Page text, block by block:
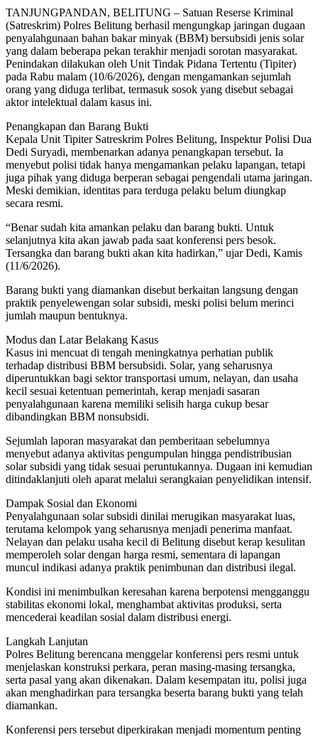
TANJUNGPANDAN, BELITUNG – Satuan Reserse Kriminal
(Satreskrim) Polres Belitung berhasil mengungkap jaringan dugaan
penyalahgunaan bahan bakar minyak (BBM) bersubsidi jenis solar
yang dalam beberapa pekan terakhir menjadi sorotan masyarakat.
Penindakan dilakukan oleh Unit Tindak Pidana Tertentu (Tipiter)
pada Rabu malam (10/6/2026), dengan mengamankan sejumlah
orang yang diduga terlibat, termasuk sosok yang disebut sebagai
aktor intelektual dalam kasus ini.
Penangkapan dan Barang Bukti
Kepala Unit Tipiter Satreskrim Polres Belitung, Inspektur Polisi Dua
Dedi Suryadi, membenarkan adanya penangkapan tersebut. Ia
menyebut polisi tidak hanya mengamankan pelaku lapangan, tetapi
juga pihak yang diduga berperan sebagai pengendali utama jaringan.
Meski demikian, identitas para terduga pelaku belum diungkap
secara resmi.
“Benar sudah kita amankan pelaku dan barang bukti. Untuk
selanjutnya kita akan jawab pada saat konferensi pers besok.
Tersangka dan barang bukti akan kita hadirkan,” ujar Dedi, Kamis
(11/6/2026).
Barang bukti yang diamankan disebut berkaitan langsung dengan
praktik penyelewengan solar subsidi, meski polisi belum merinci
jumlah maupun bentuknya.
Modus dan Latar Belakang Kasus
Kasus ini mencuat di tengah meningkatnya perhatian publik
terhadap distribusi BBM bersubsidi. Solar, yang seharusnya
diperuntukkan bagi sektor transportasi umum, nelayan, dan usaha
kecil sesuai ketentuan pemerintah, kerap menjadi sasaran
penyalahgunaan karena memiliki selisih harga cukup besar
dibandingkan BBM nonsubsidi.
Sejumlah laporan masyarakat dan pemberitaan sebelumnya
menyebut adanya aktivitas pengumpulan hingga pendistribusian
solar subsidi yang tidak sesuai peruntukannya. Dugaan ini kemudian
ditindaklanjuti oleh aparat melalui serangkaian penyelidikan intensif.
Dampak Sosial dan Ekonomi
Penyalahgunaan solar subsidi dinilai merugikan masyarakat luas,
terutama kelompok yang seharusnya menjadi penerima manfaat.
Nelayan dan pelaku usaha kecil di Belitung disebut kerap kesulitan
memperoleh solar dengan harga resmi, sementara di lapangan
muncul indikasi adanya praktik penimbunan dan distribusi ilegal.
Kondisi ini menimbulkan keresahan karena berpotensi mengganggu
stabilitas ekonomi lokal, menghambat aktivitas produksi, serta
mencederai keadilan sosial dalam distribusi energi.
Langkah Lanjutan
Polres Belitung berencana menggelar konferensi pers resmi untuk
menjelaskan konstruksi perkara, peran masing-masing tersangka,
serta pasal yang akan dikenakan. Dalam kesempatan itu, polisi juga
akan menghadirkan para tersangka beserta barang bukti yang telah
diamankan.
Konferensi pers tersebut diperkirakan menjadi momentum penting